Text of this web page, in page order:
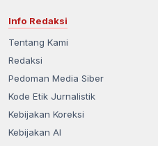
Info Redaksi
Tentang Kami
Redaksi
Pedoman Media Siber
Kode Etik Jurnalistik
Kebijakan Koreksi
Kebijakan AI